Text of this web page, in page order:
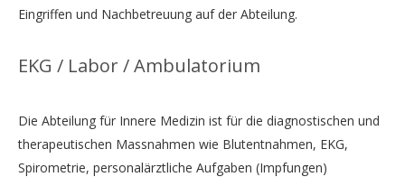
Eingriffen und Nachbetreuung auf der Abteilung.
EKG / Labor / Ambulatorium
Die Abteilung für Innere Medizin ist für die diagnostischen und
therapeutischen Massnahmen wie Blutentnahmen, EKG,
Spirometrie, personalärztliche Aufgaben (Impfungen)